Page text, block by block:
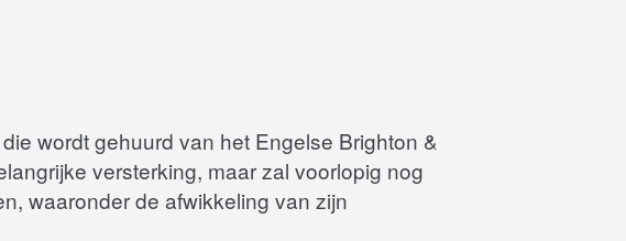
wordt gehuurd van het Engelse Brighton &
versterking, maar zal voorlopig nog
waaronder de afwikkeling van zijn